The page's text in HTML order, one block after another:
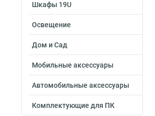
Шкафы 19U
Освещение
Дом и Сад
Мобильные аксессуары
Автомобильные аксессуары
Комплектующие для ПК